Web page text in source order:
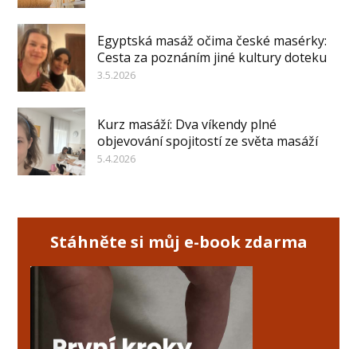
Egyptská masáž očima české masérky:
Cesta za poznáním jiné kultury doteku
3.5.2026
Kurz masáží: Dva víkendy plné
objevování spojitostí ze světa masáží
5.4.2026
Stáhněte si můj e-book zdarma